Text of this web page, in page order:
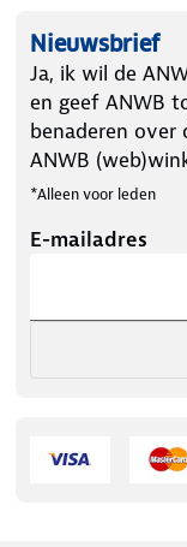
Nieuwsbrief
Ja, ik wil de
en geef ANWB
benaderen over
ANWB
*Alleen voor leden
E-mailadres